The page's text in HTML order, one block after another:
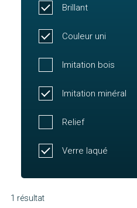
Brillant
Couleur uni
Imitation bois
Imitation minéral
Relief
Verre laqué
1 résultat